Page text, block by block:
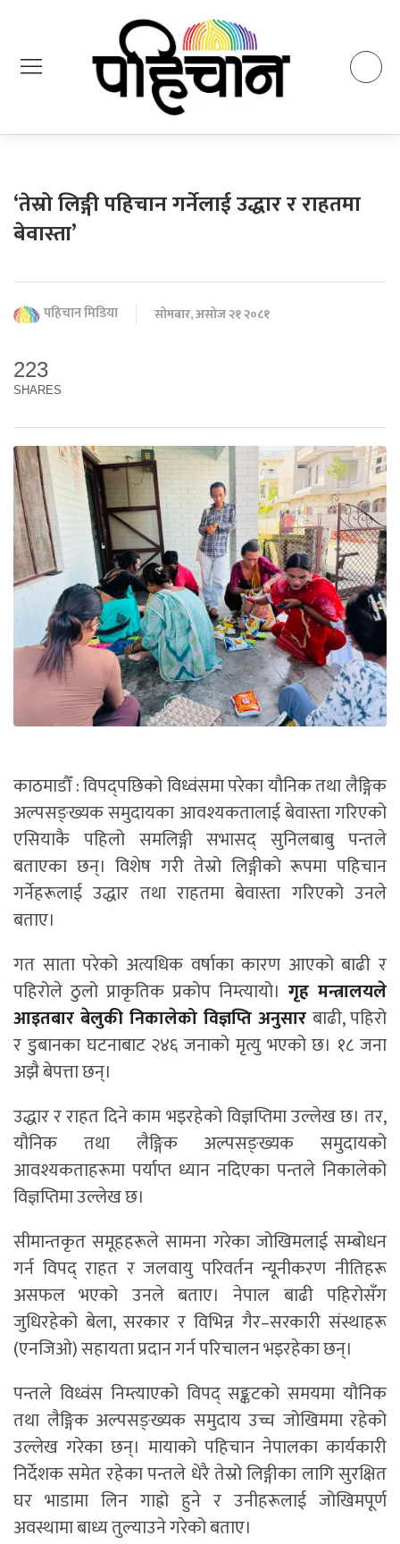
‘तेस्रो लिङ्गी पहिचान गर्नेलाई उद्धार र राहतमा
बेवास्ता’
पहिचान मिडिया सोमबार, असोज २१ २०८१
223
SHARES
काठमाडौँ : विपद्पछिको विध्वंसमा परेका यौनिक तथा लैङ्गिक
अल्पसङ्ख्यक समुदायका आवश्यकतालाई बेवास्ता गरिएको
एसियाकै पहिलो समलिङ्गी सभासद् सुनिलबाबु पन्तले
बताएका छन्। विशेष गरी तेस्रो लिङ्गीको रूपमा पहिचान
गर्नेहरूलाई उद्धार तथा राहतमा बेवास्ता गरिएको उनले
बताए।
गत साता परेको अत्यधिक वर्षाका कारण आएको बाढी र
पहिरोले ठुलो प्राकृतिक प्रकोप निम्त्यायो। गृह मन्त्रालयले
आइतबार बेलुकी निकालेको विज्ञप्ति अनुसार बाढी, पहिरो
र डुबानका घटनाबाट २४६ जनाको मृत्यु भएको छ। १८ जना
अझै बेपत्ता छन्।
उद्धार र राहत दिने काम भइरहेको विज्ञप्तिमा उल्लेख छ। तर,
यौनिक तथा लैङ्गिक अल्पसङ्ख्यक समुदायको
आवश्यकताहरूमा पर्याप्त ध्यान नदिएका पन्तले निकालेको
विज्ञप्तिमा उल्लेख छ।
सीमान्तकृत समूहहरूले सामना गरेका जोखिमलाई सम्बोधन
गर्न विपद् राहत र जलवायु परिवर्तन न्यूनीकरण नीतिहरू
असफल भएको उनले बताए। नेपाल बाढी पहिरोसँग
जुधिरहेको बेला, सरकार र विभिन्न गैर–सरकारी संस्थाहरू
(एनजिओ) सहायता प्रदान गर्न परिचालन भइरहेका छन्।
पन्तले विध्वंस निम्त्याएको विपद् सङ्कटको समयमा यौनिक
तथा लैङ्गिक अल्पसङ्ख्यक समुदाय उच्च जोखिममा रहेको
उल्लेख गरेका छन्। मायाको पहिचान नेपालका कार्यकारी
निर्देशक समेत रहेका पन्तले धेरै तेस्रो लिङ्गीका लागि सुरक्षित
घर भाडामा लिन गाह्रो हुने र उनीहरूलाई जोखिमपूर्ण
अवस्थामा बाध्य तुल्याउने गरेको बताए।